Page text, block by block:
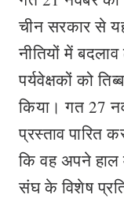
चीन सरकार से
नीतियों में
पर्यवेक्षकों को
किया। गत 27
प्रस्ताव पारित
कि वह अपने हाल
संघ के विशेष